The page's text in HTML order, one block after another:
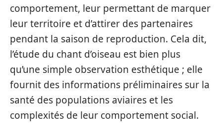
comportement, leur permettant de marquer
leur territoire et d’attirer des partenaires
pendant la saison de reproduction. Cela dit,
l’étude du chant d’oiseau est bien plus
qu’une simple observation esthétique ; elle
fournit des informations préliminaires sur la
santé des populations aviaires et les
complexités de leur comportement social.